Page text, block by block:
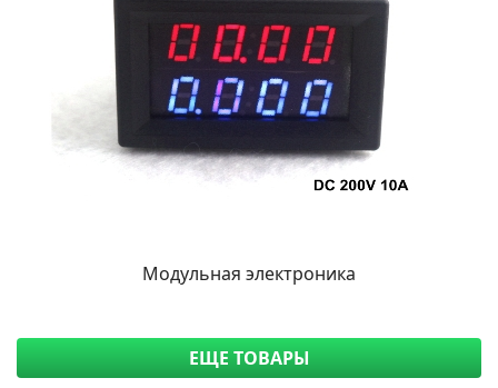
Модульная электроника
ЕЩЕ ТОВАРЫ